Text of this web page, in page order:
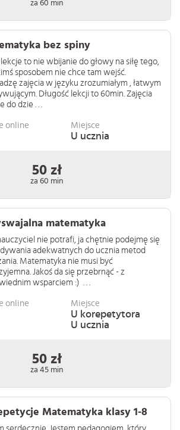
za 60 min
bez spiny
to nie wbijanie do głowy na siłę tego,
sposobem nie chce tam wejść.
zajęcia w języku zrozumiałym , łatwym
Długość lekcji to 60min. Zajęcia
do dzie . . .
online Miejsce
U ucznia
50 zł
za 60 min
matematyka
nie potrafi, ja chętnie podejmę się
adekwatnych do ucznia metod
Matematyka nie musi być
Jakoś da się przebrnąć - z
wsparciem :) . . .
online Miejsce
U korepetytora
U ucznia
50 zł
za 45 min
Matematyka klasy 1-8